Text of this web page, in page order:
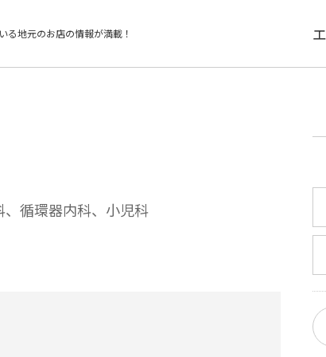
る地元のお店の情報が満載！
循環器内科、小児科